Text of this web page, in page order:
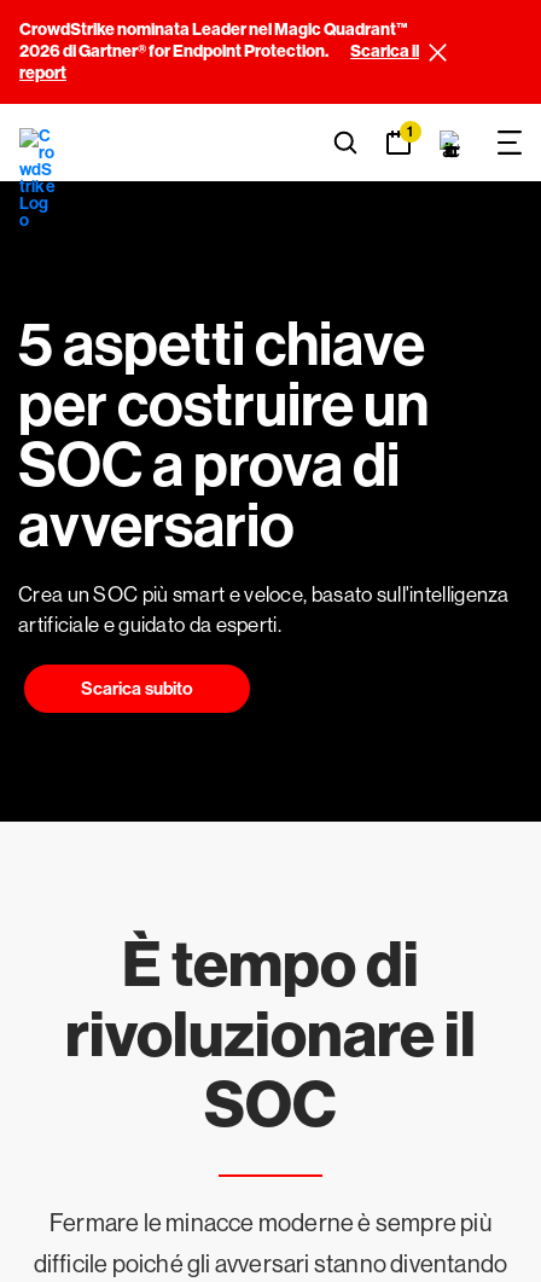
CrowdStrike nominata Leader nel Magic Quadrant™
2026 di Gartner® for Endpoint Protection.
Scarica il
report
1
5 aspetti chiave
per costruire un
SOC a prova di
avversario
Crea un SOC più smart e veloce, basato sull'intelligenza
artificiale e guidato da esperti.
Scarica subito
È tempo di
rivoluzionare il
SOC
Fermare le minacce moderne è sempre più
difficile poiché gli avversari stanno diventando